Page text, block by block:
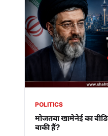
POLITICS
मोजतबा खामेनेई का
बाकी हैं?